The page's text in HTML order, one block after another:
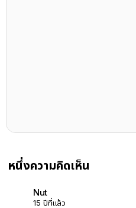
หนึ่งความคิดเห็น
Nut
15 ปีที่แล้ว